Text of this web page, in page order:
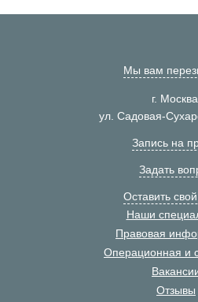
Мы вам
г. Москва,
ул. Садовая-
Запись на
Задать
Оставить
Наши
Правовая
Операционная и
Отзывы